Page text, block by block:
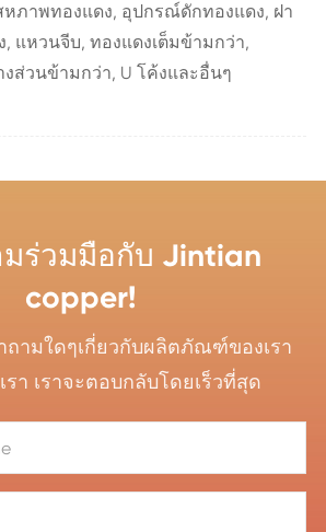
หภาพทองแดง, อุปกรณ์ดักทองแดง, ฝา
แหวนจีบ, ทองแดงเต็มข้ามกว่า,
งส่วนข้ามกว่า, U โค้งและอื่นๆ
มร่วมมือกับ Jintian
copper!
ามใดๆเกี่ยวกับผลิตภัณฑ์ของเรา
า เราจะตอบกลับโดยเร็วที่สุด